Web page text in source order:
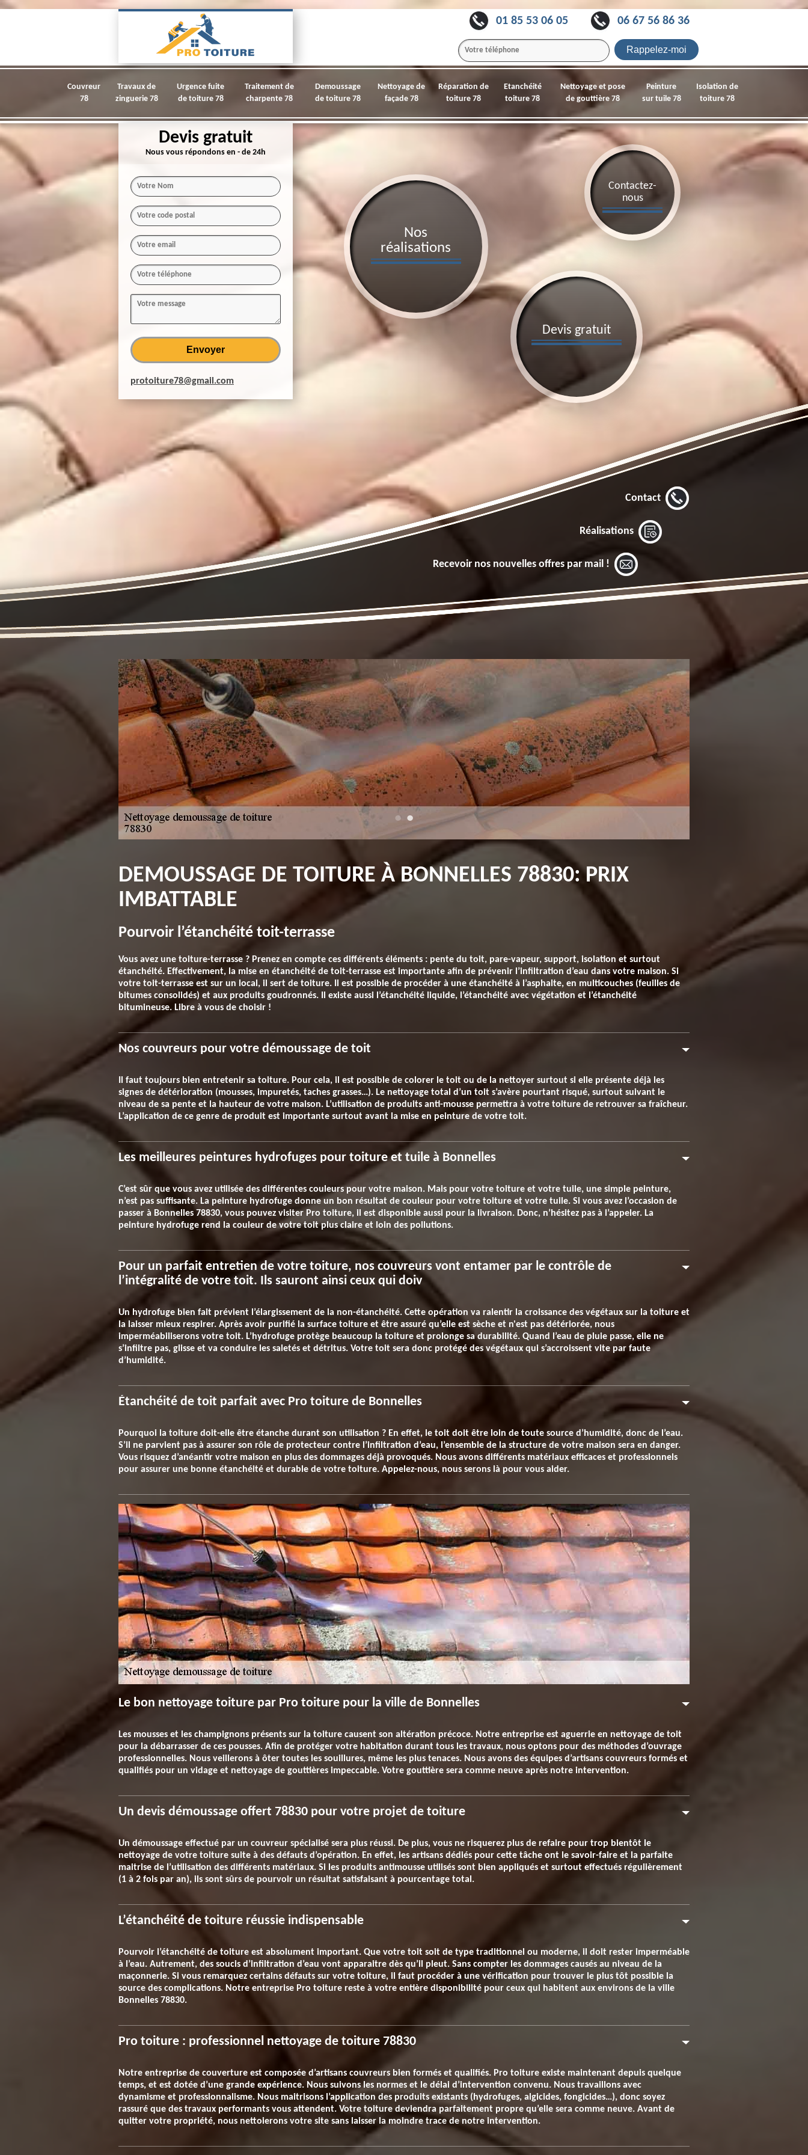
01 85 53 06 05 06 67 56 86 36
Couvreur
78
Travaux de
zinguerie 78
Urgence fuite
de toiture 78
Traitement de
charpente 78
Demoussage
de toiture 78
Nettoyage de
façade 78
Réparation de
toiture 78
Etanchéité
toiture 78
Nettoyage et pose
de gouttière 78
Peinture
sur tuile 78
Isolation de
toiture 78
Devis gratuit
Nous vous répondons en - de 24h
protoiture78@gmail.com
Devis gratuit
Contactez-
nous
Nos
réalisations
Contact
Réalisations
Recevoir nos nouvelles offres par mail !
DEMOUSSAGE DE TOITURE À BONNELLES 78830: PRIX
IMBATTABLE
Pourvoir l’étanchéité toit-terrasse
Vous avez une toiture-terrasse ? Prenez en compte ces différents éléments : pente du toit, pare-vapeur, support, isolation et surtout
étanchéité. Effectivement, la mise en étanchéité de toit-terrasse est importante afin de prévenir l’infiltration d’eau dans votre maison. Si
votre toit-terrasse est sur un local, il sert de toiture. Il est possible de procéder à une étanchéité à l’asphalte, en multicouches (feuilles de
bitumes consolidés) et aux produits goudronnés. Il existe aussi l’étanchéité liquide, l’étanchéité avec végétation et l’étanchéité
bitumineuse. Libre à vous de choisir !
Nos couvreurs pour votre démoussage de toit
Il faut toujours bien entretenir sa toiture. Pour cela, il est possible de colorer le toit ou de la nettoyer surtout si elle présente déjà les
signes de détérioration (mousses, impuretés, taches grasses…). Le nettoyage total d’un toit s’avère pourtant risqué, surtout suivant le
niveau de sa pente et la hauteur de votre maison. L’utilisation de produits anti-mousse permettra à votre toiture de retrouver sa fraîcheur.
L’application de ce genre de produit est importante surtout avant la mise en peinture de votre toit.
Les meilleures peintures hydrofuges pour toiture et tuile à Bonnelles
C’est sûr que vous avez utilisée des différentes couleurs pour votre maison. Mais pour votre toiture et votre tuile, une simple peinture,
n’est pas suffisante. La peinture hydrofuge donne un bon résultat de couleur pour votre toiture et votre tuile. Si vous avez l’occasion de
passer à Bonnelles 78830, vous pouvez visiter Pro toiture, il est disponible aussi pour la livraison. Donc, n’hésitez pas à l’appeler. La
peinture hydrofuge rend la couleur de votre toit plus claire et loin des pollutions.
Pour un parfait entretien de votre toiture, nos couvreurs vont entamer par le contrôle de
l’intégralité de votre toit. Ils sauront ainsi ceux qui doiv
Un hydrofuge bien fait prévient l’élargissement de la non-étanchéité. Cette opération va ralentir la croissance des végétaux sur la toiture et
la laisser mieux respirer. Après avoir purifié la surface toiture et être assuré qu’elle est sèche et n'est pas détériorée, nous
imperméabiliserons votre toit. L’hydrofuge protège beaucoup la toiture et prolonge sa durabilité. Quand l’eau de pluie passe, elle ne
s’infiltre pas, glisse et va conduire les saletés et détritus. Votre toit sera donc protégé des végétaux qui s’accroissent vite par faute
d’humidité.
Étanchéité de toit parfait avec Pro toiture de Bonnelles
Pourquoi la toiture doit-elle être étanche durant son utilisation ? En effet, le toit doit être loin de toute source d’humidité, donc de l’eau.
S’il ne parvient pas à assurer son rôle de protecteur contre l’infiltration d’eau, l’ensemble de la structure de votre maison sera en danger.
Vous risquez d’anéantir votre maison en plus des dommages déjà provoqués. Nous avons différents matériaux efficaces et professionnels
pour assurer une bonne étanchéité et durable de votre toiture. Appelez-nous, nous serons là pour vous aider.
Le bon nettoyage toiture par Pro toiture pour la ville de Bonnelles
Les mousses et les champignons présents sur la toiture causent son altération précoce. Notre entreprise est aguerrie en nettoyage de toit
pour la débarrasser de ces pousses. Afin de protéger votre habitation durant tous les travaux, nous optons pour des méthodes d’ouvrage
professionnelles. Nous veillerons à ôter toutes les souillures, même les plus tenaces. Nous avons des équipes d’artisans couvreurs formés et
qualifiés pour un vidage et nettoyage de gouttières impeccable. Votre gouttière sera comme neuve après notre intervention.
Un devis démoussage offert 78830 pour votre projet de toiture
Un démoussage effectué par un couvreur spécialisé sera plus réussi. De plus, vous ne risquerez plus de refaire pour trop bientôt le
nettoyage de votre toiture suite à des défauts d’opération. En effet, les artisans dédiés pour cette tâche ont le savoir-faire et la parfaite
maitrise de l’utilisation des différents matériaux. Si les produits antimousse utilisés sont bien appliqués et surtout effectués régulièrement
(1 à 2 fois par an), ils sont sûrs de pourvoir un résultat satisfaisant à pourcentage total.
L’étanchéité de toiture réussie indispensable
Pourvoir l’étanchéité de toiture est absolument important. Que votre toit soit de type traditionnel ou moderne, il doit rester imperméable
à l’eau. Autrement, des soucis d’infiltration d’eau vont apparaitre dès qu’il pleut. Sans compter les dommages causés au niveau de la
maçonnerie. Si vous remarquez certains défauts sur votre toiture, il faut procéder à une vérification pour trouver le plus tôt possible la
source des complications. Notre entreprise Pro toiture reste à votre entière disponibilité pour ceux qui habitent aux environs de la ville
Bonnelles 78830.
Pro toiture : professionnel nettoyage de toiture 78830
Notre entreprise de couverture est composée d’artisans couvreurs bien formés et qualifiés. Pro toiture existe maintenant depuis quelque
temps, et est dotée d’une grande expérience. Nous suivons les normes et le délai d’intervention convenu. Nous travaillons avec
dynamisme et professionnalisme. Nous maitrisons l’application des produits existants (hydrofuges, algicides, fongicides…), donc soyez
rassuré que des travaux performants vous attendent. Votre toiture deviendra parfaitement propre qu’elle sera comme neuve. Avant de
quitter votre propriété, nous nettoierons votre site sans laisser la moindre trace de notre intervention.